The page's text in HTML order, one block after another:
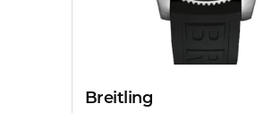
Breitling